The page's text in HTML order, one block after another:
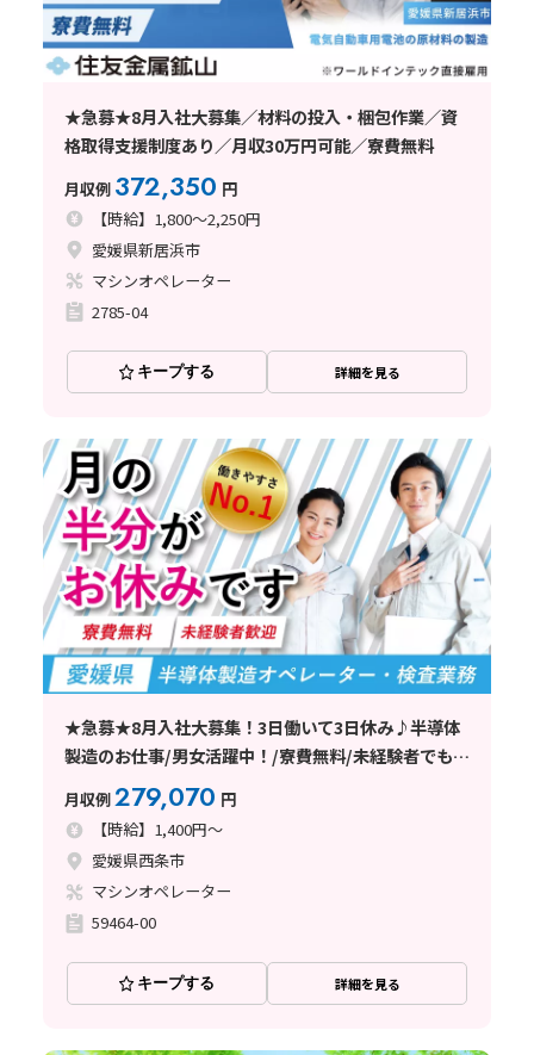
★急募★8月入社大募集／材料の投入・梱包作業／資
格取得支援制度あり／月収30万円可能／寮費無料
月収例 372,350 円
【時給】1,800～2,250円
愛媛県新居浜市
マシンオペレーター
2785-04
キープする 詳細を見る
★急募★8月入社大募集！3日働いて3日休み♪半導体
製造のお仕事/男女活躍中！/寮費無料/未経験者でも安
心の丁寧な指導/西条市
月収例279,070 円
【時給】1,400円～
愛媛県西条市
マシンオペレーター
59464-00
キープする 詳細を見る